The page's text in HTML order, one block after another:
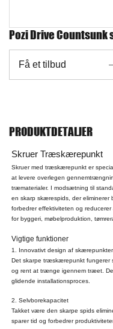
Pozi Drive Countsunk
Få et tilbud
PRODUKTDETALJER
Skruer Træskærepunkt
Skruer med træskærepunkt er
at levere overlegen
træmaterialer. I modsætning til
en skarp skærespids, der eliminerer
forbedrer effektiviteten og
for byggeri, møbelproduktion,
Vigtige funktioner
1. Innovativt design af skærepunkter
Det skarpe træskærepunkt fungerer
og rent at trænge igennem træet.
glidende installationsproces.
2. Selvborekapacitet
Takket være den skarpe spids
sparer tid og forbedrer